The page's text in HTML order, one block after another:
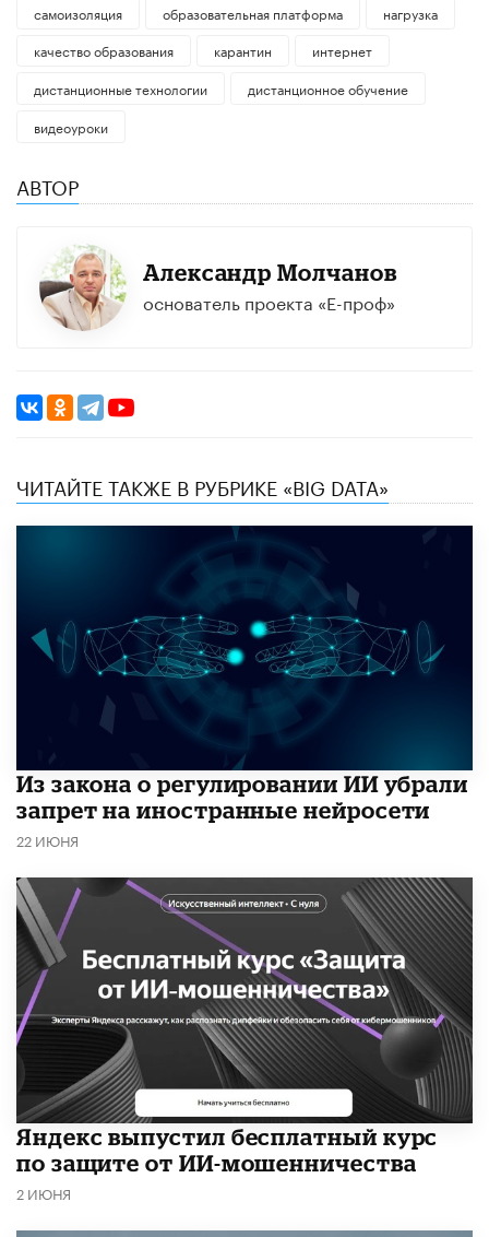
самоизоляция образовательная платформа
нагрузка
качество образования
карантин
интернет
дистанционные технологии
дистанционное обучение
видеоуроки
АВТОР
Александр Молчанов
основатель проекта «Е-проф»
ЧИТАЙТЕ ТАКЖЕ В РУБРИКЕ «BIG DATA»
Из закона о регулировании ИИ убрали
запрет на иностранные нейросети
22 ИЮНЯ
​Яндекс выпустил бесплатный курс
по защите от ИИ-мошенничества
2 ИЮНЯ